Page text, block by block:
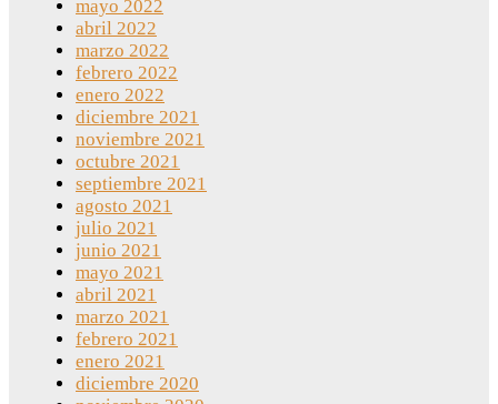
mayo 2022
abril 2022
marzo 2022
febrero 2022
enero 2022
diciembre 2021
noviembre 2021
octubre 2021
septiembre 2021
agosto 2021
julio 2021
junio 2021
mayo 2021
abril 2021
marzo 2021
febrero 2021
enero 2021
diciembre 2020